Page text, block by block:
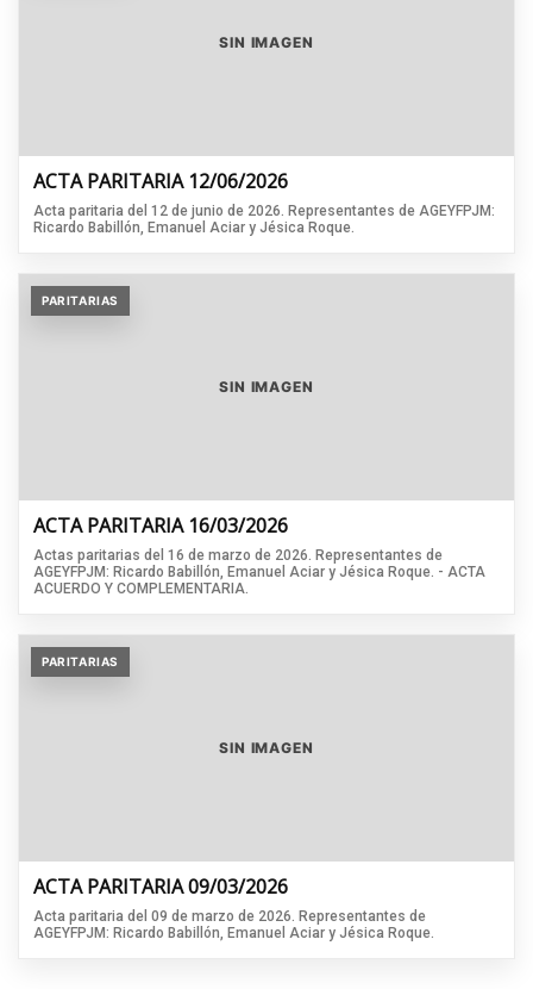
SIN IMAGEN
ACTA PARITARIA 12/06/2026
Acta paritaria del 12 de junio de 2026. Representantes de AGEYFPJM:
Ricardo Babillón, Emanuel Aciar y Jésica Roque.
PARITARIAS
SIN IMAGEN
ACTA PARITARIA 16/03/2026
Actas paritarias del 16 de marzo de 2026. Representantes de
AGEYFPJM: Ricardo Babillón, Emanuel Aciar y Jésica Roque. - ACTA
ACUERDO Y COMPLEMENTARIA.
PARITARIAS
SIN IMAGEN
ACTA PARITARIA 09/03/2026
Acta paritaria del 09 de marzo de 2026. Representantes de
AGEYFPJM: Ricardo Babillón, Emanuel Aciar y Jésica Roque.